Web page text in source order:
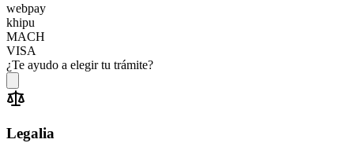
webpay
khipu
MACH
VISA
¿Te ayudo a elegir tu trámite?
Legalia